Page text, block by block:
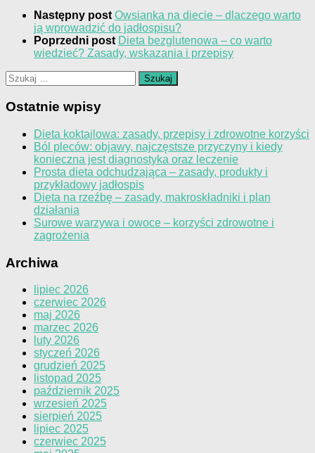
Następny postOwsianka na diecie – dlaczego warto
ją wprowadzić do jadłospisu?
Poprzedni post Dieta bezglutenowa – co warto
wiedzieć? Zasady, wskazania i przepisy
Szukaj:
Ostatnie wpisy
Dieta koktajlowa: zasady, przepisy i zdrowotne korzyści
Ból pleców: objawy, najczęstsze przyczyny i kiedy
konieczna jest diagnostyka oraz leczenie
Prosta dieta odchudzająca – zasady, produkty i
przykładowy jadłospis
Dieta na rzeźbę – zasady, makroskładniki i plan
działania
Surowe warzywa i owoce – korzyści zdrowotne i
zagrożenia
Archiwa
lipiec 2026
czerwiec 2026
maj 2026
marzec 2026
luty 2026
styczeń 2026
grudzień 2025
listopad 2025
październik 2025
wrzesień 2025
sierpień 2025
lipiec 2025
czerwiec 2025